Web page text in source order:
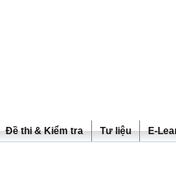
Đề thi & Kiểm tra Tư liệu E-